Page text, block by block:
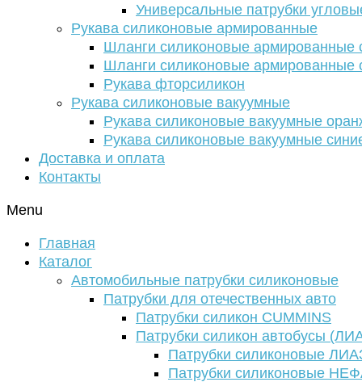
Универсальные патрубки
Рукава силиконовые армированные
Шланги силиконовые армированные
Шланги силиконовые армированные
Рукава фторсиликон
Рукава силиконовые вакуумные
Рукава силиконовые вакуумные
Рукава силиконовые вакуумные
Доставка и оплата
Контакты
Menu
Главная
Каталог
Автомобильные патрубки силиконовые
Патрубки для отечественных авто
Патрубки силикон CUMMINS
Патрубки силикон автобусы
Патрубки силиконовые
Патрубки силиконовые